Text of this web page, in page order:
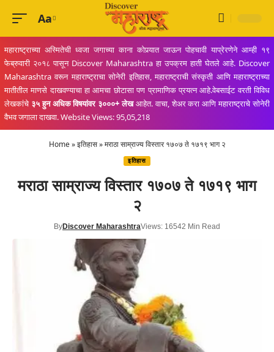
Font
Resizer
Aa
महाराष्ट्राच्या अस्मितेची ध्वजा जगाच्या काना कोपर्‍यात जाऊन पोहचावी याप्रेरणेने आम्ही १९
फेब्रुवारी २०१८ पासून Discover Maharashtra हा उपक्रम हाती घेतले आहे. Discover
Maharashtra वरून महाराष्ट्राचा सोनेरी इतिहास, महाराष्ट्राची संस्कृती आणि महाराष्ट्राच्या
मातीतील माणसे दाखवण्याचा हा आमचा छोटासा पण प्रामाणिक प्रयत्न आहे.वेबसाईट वरती विविध
लेखकांचे ३५ हुन अधिक विषयांवर ३०००+ लेखआहेत. वाचा, शेअर करा आणि महाराष्ट्राचे सोनेरी
वैभव जगाला दाखवा. Website Views: 95,05,218
Home»इतिहास»मराठा साम्राज्य विस्तार १७०७ ते १७१९ भाग २
इतिहास
मराठा साम्राज्य विस्तार १७०७ ते १७१९ भाग
२
ByDiscover MaharashtraViews: 16542 Min Read